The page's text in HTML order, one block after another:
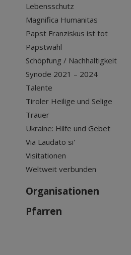
Lebensschutz
Magnifica Humanitas
Papst Franziskus ist tot
Papstwahl
Schöpfung / Nachhaltigkeit
Synode 2021 – 2024
Talente
Tiroler Heilige und Selige
Trauer
Ukraine: Hilfe und Gebet
Via Laudato si'
Visitationen
Weltweit verbunden
Organisationen
Pfarren